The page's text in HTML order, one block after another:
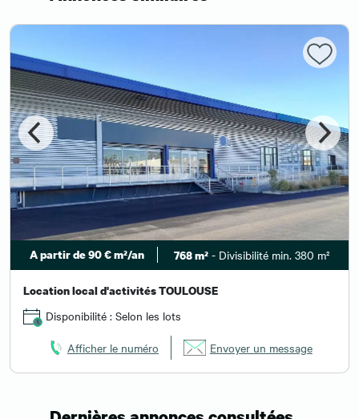
A partir de 90 € m²/an 768 m² - Divisibilité min. 380 m²
Location local d'activités TOULOUSE
Disponibilité : Selon les lots
Afficher le numéro Envoyer un message